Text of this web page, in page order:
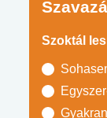
Szoktál